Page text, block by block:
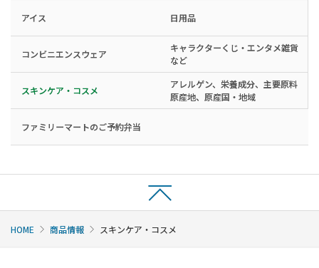
アイス 日用品
コンビニエンスウェア
キャラクターくじ・エンタメ雑貨
など
スキンケア・コスメ
アレルゲン、栄養成分、主要原料
原産地、原産国・地域
ファミリーマートのご予約弁当
HOME 商品情報 スキンケア・コスメ